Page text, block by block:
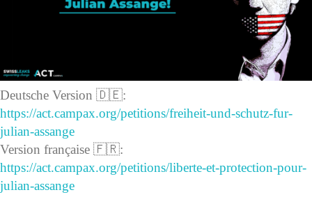
Deutsche Version 🇩🇪:
https://act.campax.org/petitions/freiheit-und-schutz-fur-
julian-assange
Version française 🇫🇷:
https://act.campax.org/petitions/liberte-et-protection-pour-
julian-assange